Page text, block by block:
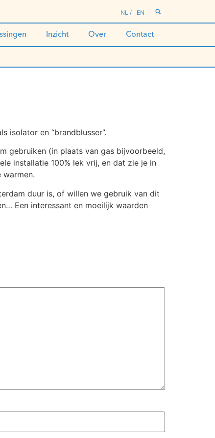
NL EN
Inzicht Over Contact
isolator en “brandblusser”.
gebruiken (in plaats van gas bijvoorbeeld,
installatie 100% lek vrij, en dat zie je in
duur is, of willen we gebruik van dit
Een interessant en moeilijk waarden